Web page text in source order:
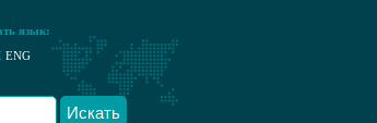
язык:
ENG
Искать